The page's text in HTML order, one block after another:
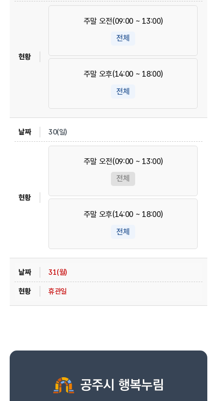
주말 오전(09:00 ~ 13:00)
전체
주말 오후(14:00 ~ 18:00)
전체
30(일)
주말 오전(09:00 ~ 13:00)
전체
주말 오후(14:00 ~ 18:00)
전체
31(월)
휴관일